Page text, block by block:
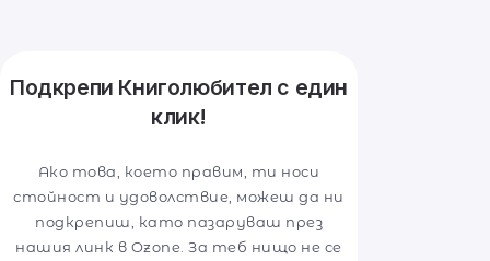
Подкрепи Книголюбител с един
клик!
Ако това, което правим, ти носи
стойност и удоволствие, можеш да ни
подкрепиш, като пазаруваш през
нашия линк в Ozone. За теб нищо не се